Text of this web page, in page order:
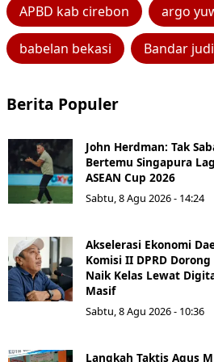
APBD kab cirebon argo
babelan bekasi Bandar judi
Berita Populer
John Herdman: Tak
Bertemu Singapura
ASEAN Cup 2026
Sabtu, 8 Agu 2026 - 14:24
Akselerasi Ekonomi
Komisi II DPRD Dorong
Naik Kelas Lewat
Masif
Sabtu, 8 Agu 2026 - 10:36
Langkah Taktis Agus